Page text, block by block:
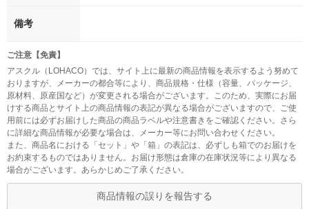
備考
ご注意【免責】
アスクル（LOHACO）では、サイト上に最新の商品情報を表示するよう努めて
おりますが、メーカーの都合等により、商品規格・仕様（容量、パッケージ、
原材料、原産国など）が変更される場合がございます。このため、実際にお届
けする商品とサイト上の商品情報の表記が異なる場合がございますので、ご使
用前には必ずお届けした商品の商品ラベルや注意書きをご確認ください。さら
に詳細な商品情報が必要な場合は、メーカー等にお問い合わせください。
また、商品名における「セット」や「箱」の表記は、必ずしも箱でのお届けを
お約束するものではありません。お届け形態は倉庫の在庫状況等により異なる
場合がございます。あらかじめご了承ください。
商品情報の誤りを報告する